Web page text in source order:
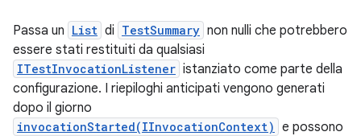
Passa un List di TestSummary non nulli che potrebbero
essere stati restituiti da qualsiasi
ITestInvocationListener istanziato come parte della
configurazione. I riepiloghi anticipati vengono generati
dopo il giorno
invocationStarted(IInvocationContext) e possono